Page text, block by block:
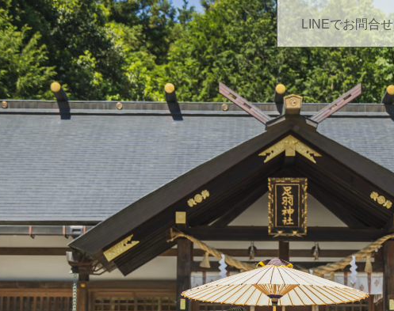
LINEでお問合せ
TOP
NEWS
WEDDING